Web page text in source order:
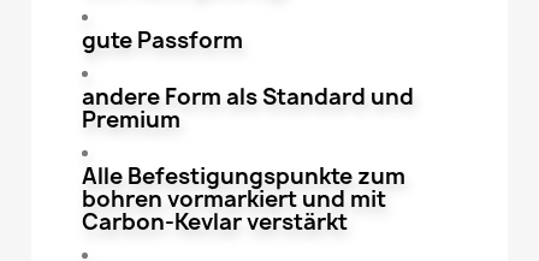
gute Passform
andere Form als Standard und
Premium
Alle Befestigungspunkte zum
bohren vormarkiert und mit
Carbon-Kevlar verstärkt